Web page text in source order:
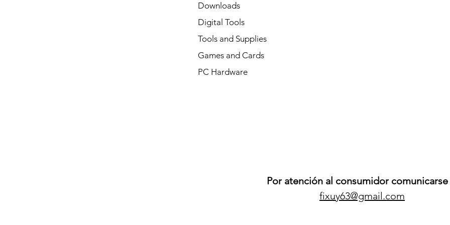
Downloads
Digital Tools
Tools and Supplies
Games and Cards
PC Hardware
Por atención al consumidor comunicarse
fixuy63@gmail.com